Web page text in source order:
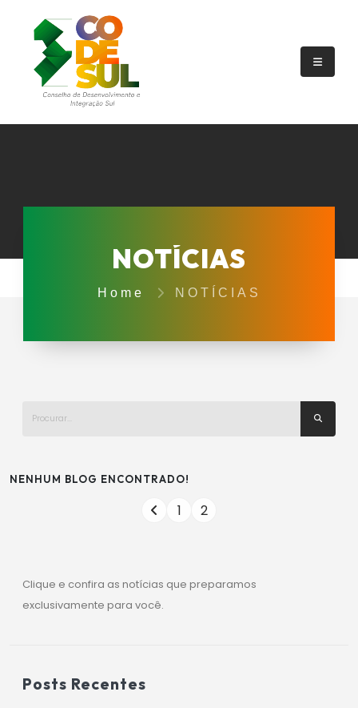
NOTÍCIAS
Home NOTÍCIAS
NENHUM BLOG ENCONTRADO!
1 2
Clique e confira as notícias que preparamos
exclusivamente para você.
Posts Recentes